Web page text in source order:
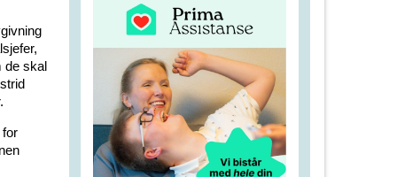
de skal
for